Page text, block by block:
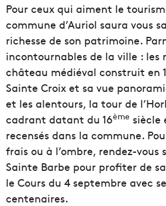
Pour ceux qui aiment le
commune d’Auriol saura vous
richesse de son patrimoine.
incontournables de la ville : les
château médiéval construit en
Sainte Croix et sa vue
et les alentours, la tour de
cadrant datant du 16ème siècle
recensés dans la commune.
frais ou à l’ombre, rendez-vous
Sainte Barbe pour profiter de
le Cours du 4 septembre avec
centenaires.